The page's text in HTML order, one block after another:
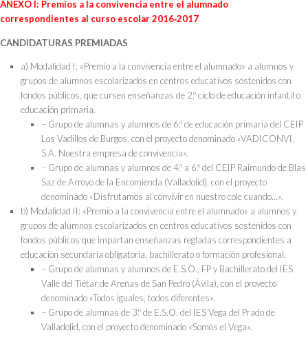
ANEXO I: Premios a la convivencia entre el alumnado
correspondientes al curso escolar 2016‑2017
CANDIDATURAS PREMIADAS
a) Modalidad I: «Premio a la convivencia entre el alumnado» a alumnos y
grupos de alumnos escolarizados en centros educativos sostenidos con
fondos públicos, que cursen enseñanzas de 2.º ciclo de educación infantil o
educación primaria.
– Grupo de alumnas y alumnos de 6.º de educación primaria del CEIP
Los Vadillos de Burgos, con el proyecto denominado «VADICONVI,
S.A. Nuestra empresa de convivencia».
– Grupo de alumnas y alumnos de 4.º a 6.º del CEIP Raimundo de Blas
Saz de Arroyo de la Encomienda (Valladolid), con el proyecto
denominado «Disfrutamos al convivir en nuestro cole cuando…».
b) Modalidad II: «Premio a la convivencia entre el alumnado» a alumnos y
grupos de alumnos escolarizados en centros educativos sostenidos con
fondos públicos que impartan enseñanzas regladas correspondientes a
educación secundaria obligatoria, bachillerato o formación profesional.
– Grupo de alumnas y alumnos de E.S.O., FP y Bachillerato del IES
Valle del Tiétar de Arenas de San Pedro (Ávila), con el proyecto
denominado «Todos iguales, todos diferentes».
– Grupo de alumnas de 3.º de E.S.O. del IES Vega del Prado de
Valladolid, con el proyecto denominado «Somos el Vega».